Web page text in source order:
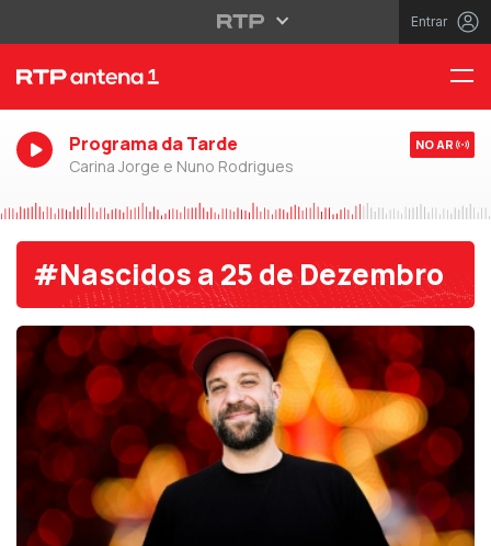
Entrar
Programa da Tarde
Carina Jorge e Nuno Rodrigues
NO AR
#Nascidos a 25 de Dezembro